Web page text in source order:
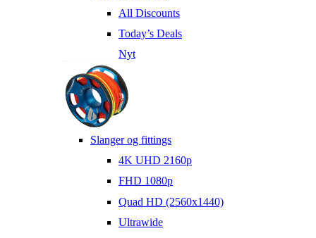
All Discounts
Today’s Deals
Nyt
Slanger og fittings
4K UHD 2160p
FHD 1080p
Quad HD (2560x1440)
Ultrawide